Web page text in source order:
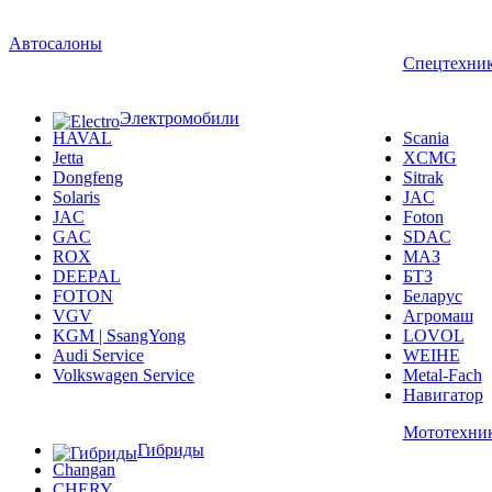
Автосалоны
Электромобили
HAVAL
Jetta
Dongfeng
Solaris
JAC
GAC
ROX
DEEPAL
FOTON
VGV
KGM | SsangYong
Audi Service
Volkswagen Service
Гибриды
Changan
Scania
XCMG
Sitrak
JAC
Foton
SDAC
МАЗ
БТЗ
Беларус
Агромаш
LOVOL
WEIHE
Metal-Fach
Навигатор